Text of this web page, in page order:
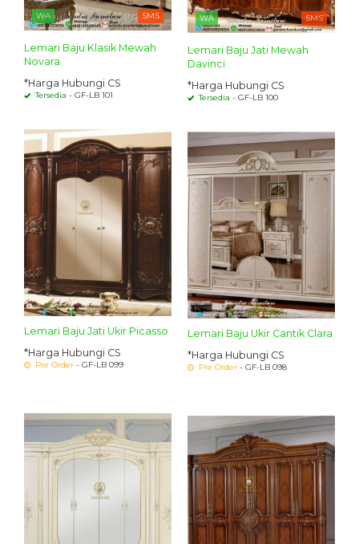
WA SMS
Lemari Baju Klasik Mewah
Novara
*Harga Hubungi CS
Tersedia - GF-LB 101
WA SMS
Lemari Baju Jati Mewah
Davinci
*Harga Hubungi CS
Tersedia - GF-LB 100
Lemari Baju Jati Ukir Picasso
*Harga Hubungi CS
Pre Order - GF-LB 099
Lemari Baju Ukir Cantik Clara
*Harga Hubungi CS
Pre Order - GF-LB 098